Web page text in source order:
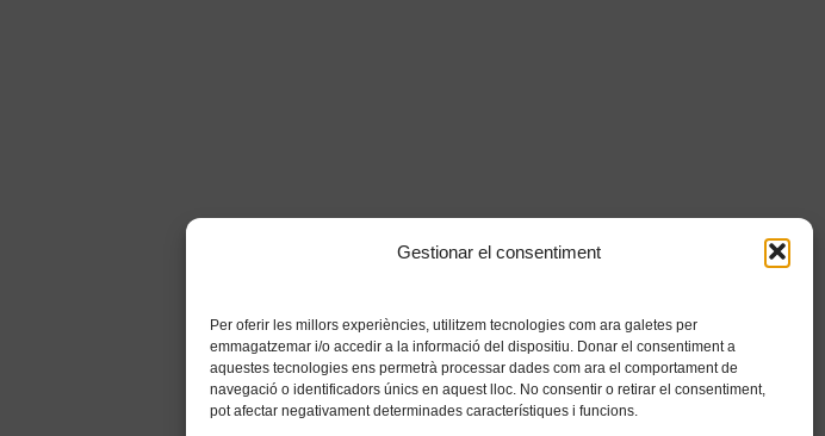
Gestionar el consentiment
Per oferir les millors experiències, utilitzem tecnologies com ara galetes per
emmagatzemar i/o accedir a la informació del dispositiu. Donar el consentiment a
aquestes tecnologies ens permetrà processar dades com ara el comportament de
navegació o identificadors únics en aquest lloc. No consentir o retirar el consentiment,
pot afectar negativament determinades característiques i funcions.